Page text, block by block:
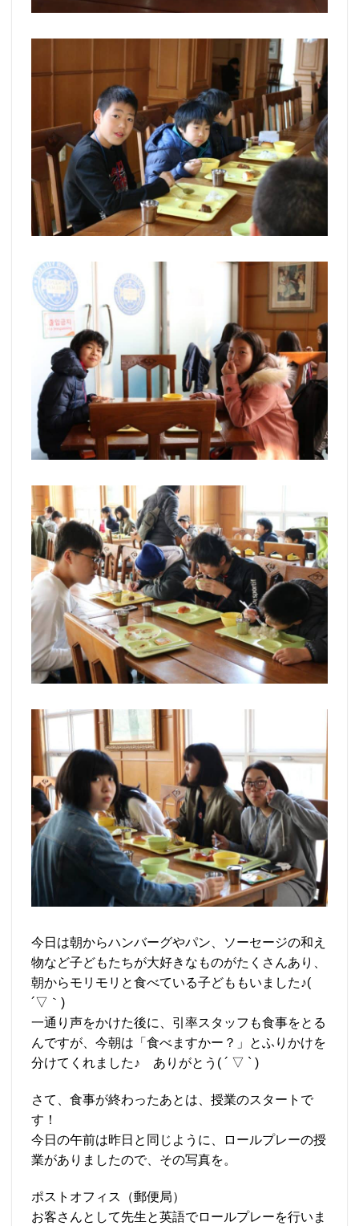
今日は朝からハンバーグやパン、ソーセージの和え
物など子どもたちが大好きなものがたくさんあり、
朝からモリモリと食べている子どももいました♪(
´▽｀)
一通り声をかけた後に、引率スタッフも食事をとる
んですが、今朝は「食べますかー？」とふりかけを
分けてくれました♪ ありがとう( ´ ▽ ` )
さて、食事が終わったあとは、授業のスタートで
す！
今日の午前は昨日と同じように、ロールプレーの授
業がありましたので、その写真を。
ポストオフィス（郵便局）
お客さんとして先生と英語でロールプレーを行いま